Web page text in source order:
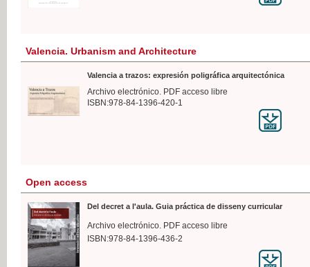
Valencia. Urbanism and Architecture
Valencia a trazos: expresión poligráfica arquitectónica
Archivo electrónico. PDF acceso libre
ISBN:978-84-1396-420-1
Open access
Del decret a l'aula. Guia práctica de disseny curricular
Archivo electrónico. PDF acceso libre
ISBN:978-84-1396-436-2